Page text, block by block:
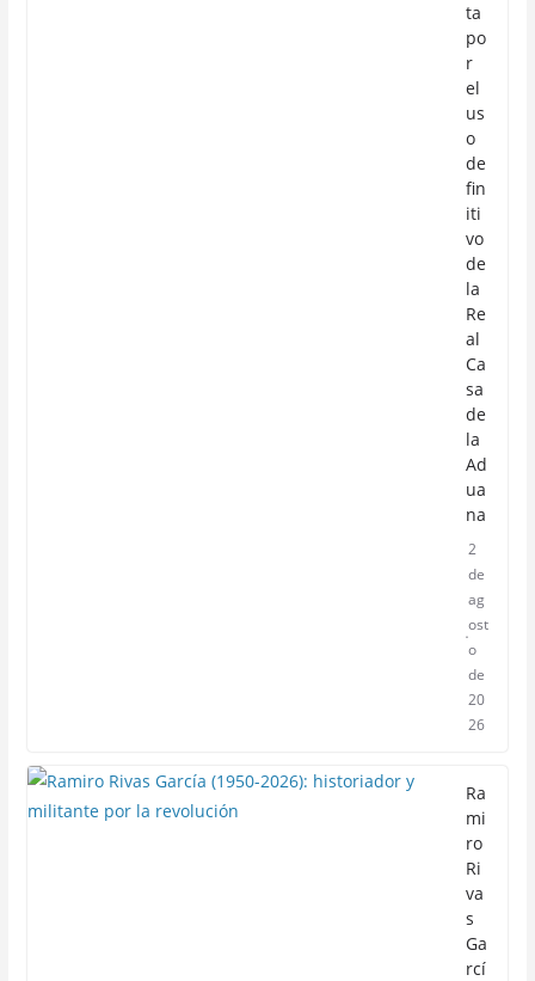
ta
po
r
el
us
o
de
fin
iti
vo
de
la
Re
al
Ca
sa
de
la
Ad
ua
na
2
de
ag
ost
o
de
20
26
Ra
mi
ro
Ri
va
s
Ga
rcí